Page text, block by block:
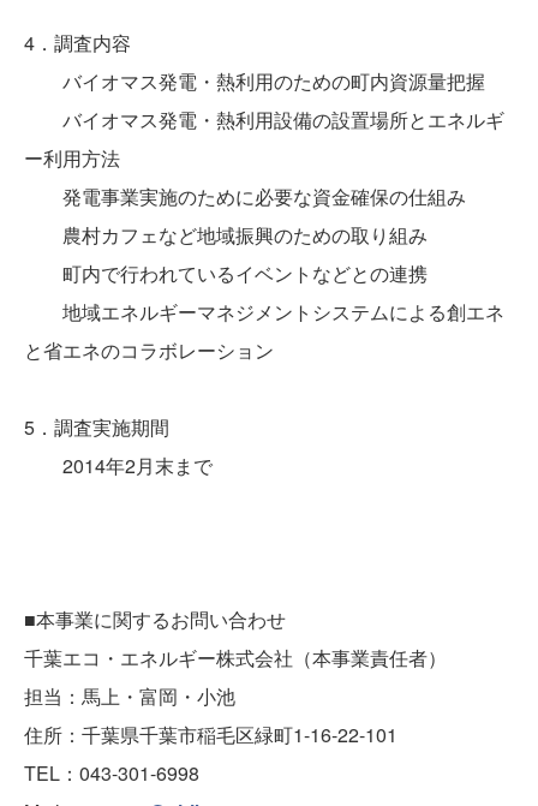
4．調査内容
バイオマス発電・熱利用のための町内資源量把握
バイオマス発電・熱利用設備の設置場所とエネルギ
ー利用方法
発電事業実施のために必要な資金確保の仕組み
農村カフェなど地域振興のための取り組み
町内で行われているイベントなどとの連携
地域エネルギーマネジメントシステムによる創エネ
と省エネのコラボレーション
5．調査実施期間
2014年2月末まで
■本事業に関するお問い合わせ
千葉エコ・エネルギー株式会社（本事業責任者）
担当：馬上・富岡・小池
住所：千葉県千葉市稲毛区緑町1-16-22-101
TEL：043-301-6998